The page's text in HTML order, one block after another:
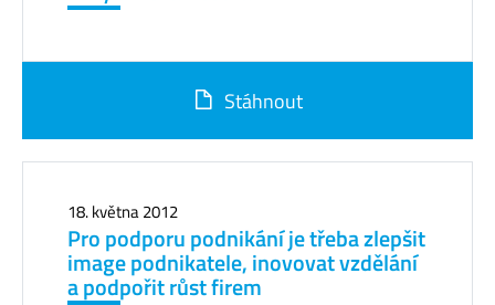
Stáhnout
18. května 2012
Pro podporu podnikání je třeba zlepšit
image podnikatele, inovovat vzdělání
a podpořit růst firem